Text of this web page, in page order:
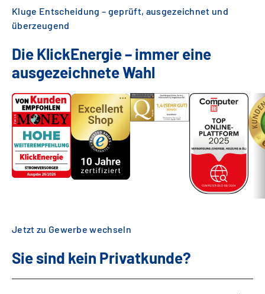
Kluge Entscheidung – geprüft, ausgezeichnet und
überzeugend
Die KlickEnergie – immer eine
ausgezeichnete Wahl
Jetzt zu Gewerbe wechseln
Sie sind kein Privatkunde?